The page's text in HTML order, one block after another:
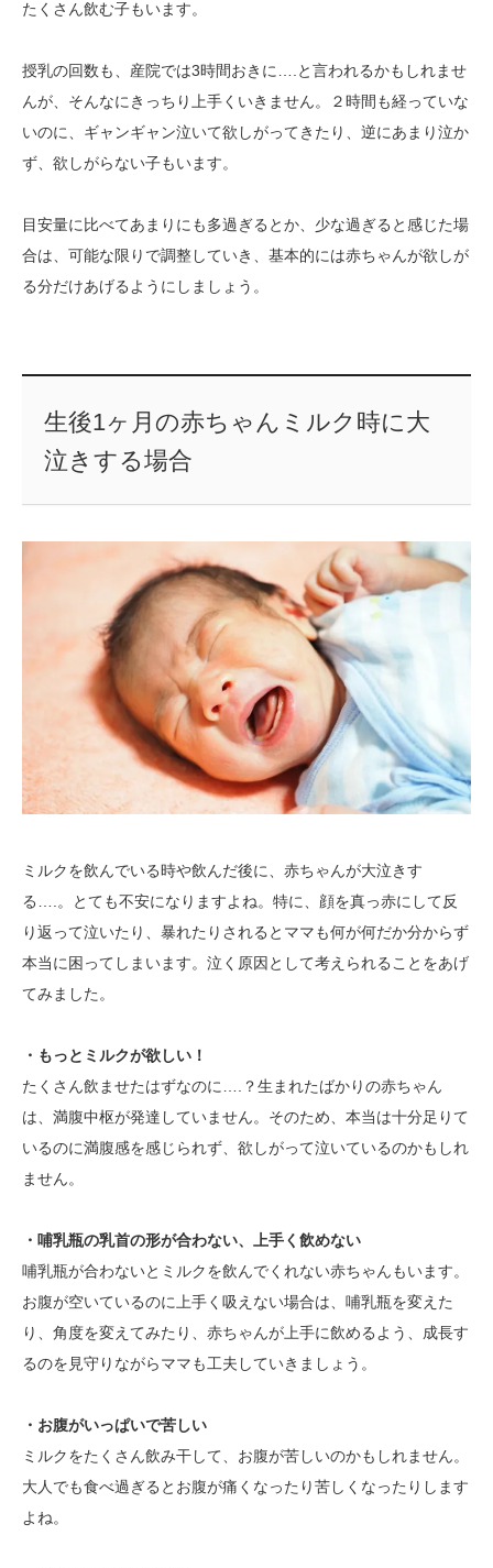
たくさん飲む子もいます。
授乳の回数も、産院では3時間おきに….と言われるかもしれませ
んが、そんなにきっちり上手くいきません。２時間も経っていな
いのに、ギャンギャン泣いて欲しがってきたり、逆にあまり泣か
ず、欲しがらない子もいます。
目安量に比べてあまりにも多過ぎるとか、少な過ぎると感じた場
合は、可能な限りで調整していき、基本的には赤ちゃんが欲しが
る分だけあげるようにしましょう。
生後1ヶ月の赤ちゃんミルク時に大
泣きする場合
ミルクを飲んでいる時や飲んだ後に、赤ちゃんが大泣きす
る….。とても不安になりますよね。特に、顔を真っ赤にして反
り返って泣いたり、暴れたりされるとママも何が何だか分からず
本当に困ってしまいます。泣く原因として考えられることをあげ
てみました。
・もっとミルクが欲しい！
たくさん飲ませたはずなのに….？生まれたばかりの赤ちゃん
は、満腹中枢が発達していません。そのため、本当は十分足りて
いるのに満腹感を感じられず、欲しがって泣いているのかもしれ
ません。
・哺乳瓶の乳首の形が合わない、上手く飲めない
哺乳瓶が合わないとミルクを飲んでくれない赤ちゃんもいます。
お腹が空いているのに上手く吸えない場合は、哺乳瓶を変えた
り、角度を変えてみたり、赤ちゃんが上手に飲めるよう、成長す
るのを見守りながらママも工夫していきましょう。
・お腹がいっぱいで苦しい
ミルクをたくさん飲み干して、お腹が苦しいのかもしれません。
大人でも食べ過ぎるとお腹が痛くなったり苦しくなったりします
よね。